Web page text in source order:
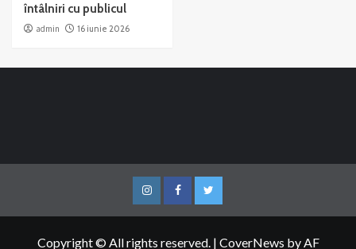
întâlniri cu publicul
admin 16 iunie 2026
InstagramFacebookTwitter
Copyright © All rights reserved. | CoverNews by AF